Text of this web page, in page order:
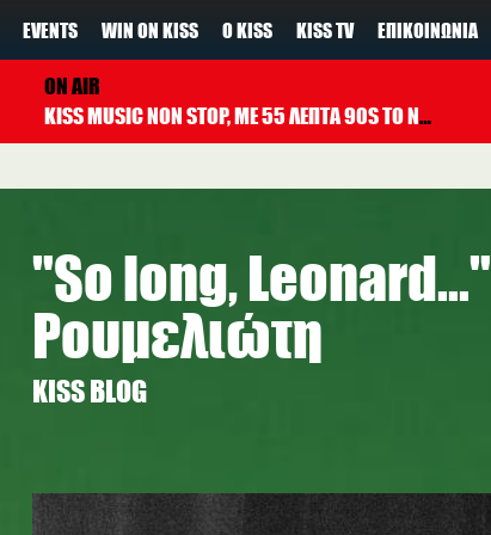
EVENTS WIN ON KISS Ο KISS KISS TV ΕΠΙΚΟΙΝΩΝΊΑ
ON AIR
KISS MUSIC NON STOP, ΜΕ 55 ΛΕΠΤΑ 90S TO NOW ΚΑΘΕ ΩΡΑ
"So long,
Ρουμελιώτη
KISS BLOG
leonard_cohen_2107.jpg